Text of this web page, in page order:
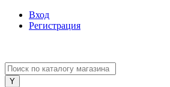
Вход
Регистрация